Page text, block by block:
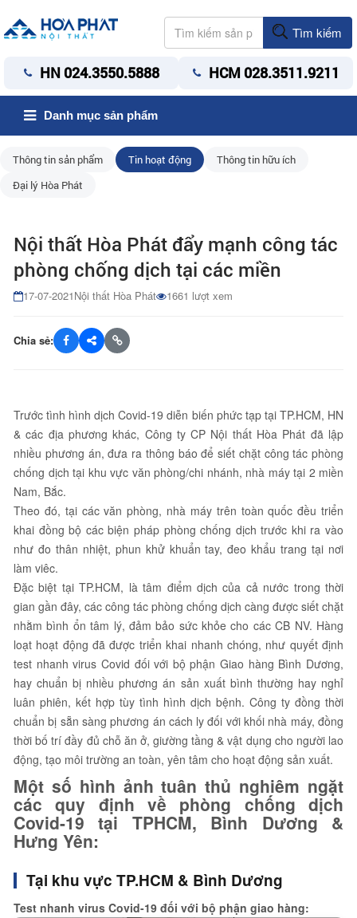
Tìm kiếm
HN 024.3550.5888 HCM 028.3511.9211
Danh mục sản phẩm
Thông tin sản phẩm Tin hoạt động
Thông tin hữu ích
Đại lý Hòa Phát
Nội thất Hòa Phát đẩy mạnh công tác
phòng chống dịch tại các miền
17-07-2021Nội thất Hòa Phát 1661 lượt xem
Chia sẻ:
Trước tình hình dịch Covid-19 diễn biến phức tạp tại TP.HCM, HN
& các địa phương khác, Công ty CP Nội thất Hòa Phát đã lập
nhiều phương án, đưa ra thông báo để siết chặt công tác phòng
chống dịch tại khu vực văn phòng/chi nhánh, nhà máy tại 2 miền
Nam, Bắc.
Theo đó, tại các văn phòng, nhà máy trên toàn quốc đều triển
khai đồng bộ các biện pháp phòng chống dịch trước khi ra vào
như đo thân nhiệt, phun khử khuẩn tay, đeo khẩu trang tại nơi
làm viêc.
Đặc biệt tại TP.HCM, là tâm điểm dịch của cả nước trong thời
gian gần đây, các công tác phòng chống dịch càng được siết chặt
nhằm bình ổn tâm lý, đảm bảo sức khỏe cho các CB NV. Hàng
loạt hoạt động đã được triển khai nhanh chóng, như quyết định
test nhanh virus Covid đối với bộ phận Giao hàng Bình Dương,
hay chuẩn bị nhiều phương án sản xuất bình thường hay nghỉ
luân phiên, kết hợp tùy tình hình dịch bệnh. Công ty đồng thời
chuẩn bị sẵn sàng phương án cách ly đối với khối nhà máy, đồng
thời bố trí đầy đủ chỗ ăn ở, giường tầng & vật dụng cho người lao
động, tạo môi trường an toàn, yên tâm cho hoạt động sản xuất.
Một số hình ảnh tuân thủ nghiêm ngặt
các quy định về phòng chống dịch
Covid-19 tại TPHCM, Bình Dương &
Hưng Yên:
Tại khu vực TP.HCM & Bình Dương
Test nhanh virus Covid-19 đối với bộ phận giao hàng: